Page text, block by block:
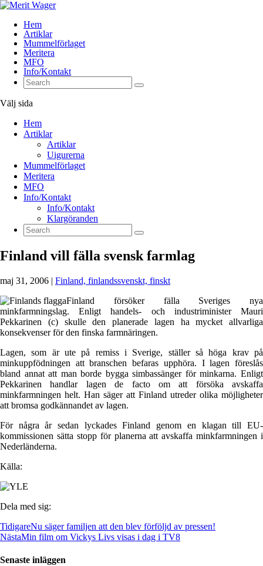
Hem
Artiklar
Mummelförlaget
Meritera
MFO
Info/Kontakt
Välj sida
Hem
Artiklar
Artiklar
Uigurerna
Mummelförlaget
Meritera
MFO
Info/Kontakt
Info/Kontakt
Klargöranden
Finland vill fälla svensk farmlag
maj 31, 2006 | Finland, finlandssvenskt, finskt
Finland försöker fälla Sveriges nya
minkfarmningslag. Enligt handels- och industriminister Mauri
Pekkarinen (c) skulle den planerade lagen ha mycket allvarliga
konsekvenser för den finska farmnäringen.
Lagen, som är ute på remiss i Sverige, ställer så höga krav på
minkuppfödningen att branschen befaras upphöra. I lagen föreslås
bland annat att man borde bygga simbassänger för minkarna. Enligt
Pekkarinen handlar lagen de facto om att försöka avskaffa
minkfarmningen helt. Han säger att Finland utreder olika möjligheter
att bromsa godkännandet av lagen.
För några år sedan lyckades Finland genom en klagan till EU-
kommissionen sätta stopp för planerna att avskaffa minkfarmningen i
Nederländerna.
Källa:
Dela med sig:
TidigareNu säger familjen att den blev förföljd av pressen!
NästaMin film om Vickys Livs visas i dag i TV8
Senaste inläggen